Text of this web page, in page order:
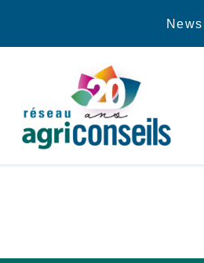
News